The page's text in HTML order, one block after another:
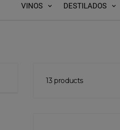
VINOS DESTILADOS
13 products